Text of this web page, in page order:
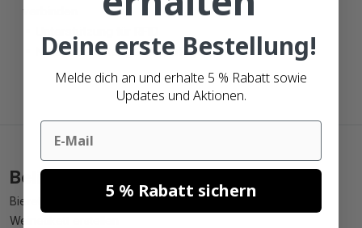
verbinden
Nutzen Sie intelligente Vorlagen
Beliebte Produkte
Bieretikett erstellen
Weinetikett erstellen
Deine erste Bestellung!
Melde dich an und erhalte 5 % Rabatt sowie
Updates und Aktionen.
Email
5 % Rabatt sichern